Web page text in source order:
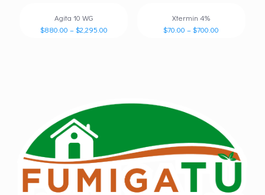
Agita 10 WG
$880.00 –$2,295.00
Xtermin 4%
$70.00 –$700.00